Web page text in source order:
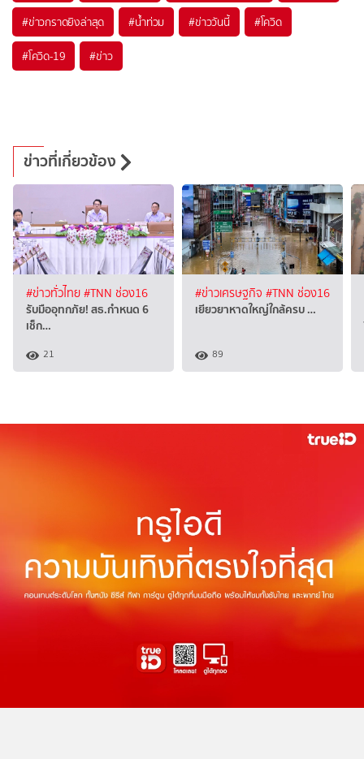
#ข่าวกราดยิงล่าสุด #น้ำท่วม #ข่าววันนี้ #โควิด
#โควิด-19 #ข่าว
ข่าวที่เกี่ยวข้อง
#ข่าวทั่วไทย#TNN ช่อง16
รับมืออุทกภัย! สธ.กำหนด 6
เช็ก…
21
#ข่าวเศรษฐกิจ #TNN ช่อง16
เยียวยาหาดใหญ่ใกล้ครบ …
89